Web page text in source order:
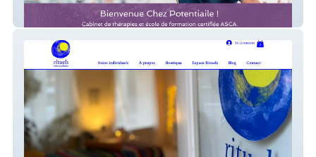
Potentiaile